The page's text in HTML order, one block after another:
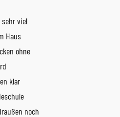
viel
Haus
ohne
klar
noch